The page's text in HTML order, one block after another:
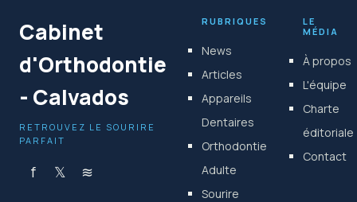
Cabinet
d'Orthodontie
- Calvados
RETROUVEZ LE SOURIRE
PARFAIT
f 𝕏 ≋
RUBRIQUES
News
Articles
Appareils
Dentaires
Orthodontie
Adulte
Sourire
LE
MÉDIA
À propos
L'équipe
Charte
éditoriale
Contact